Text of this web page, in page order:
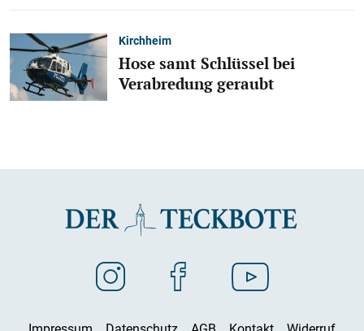
Kirchheim
Hose samt Schlüssel bei
Verabredung geraubt